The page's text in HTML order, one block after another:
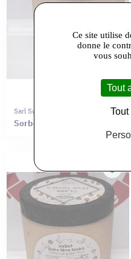
Sarl Sur L'etagere Du Haut
Sorbet POIRE pot 0,5L
Ce site utilise
donne le
vous
Tout
Tout